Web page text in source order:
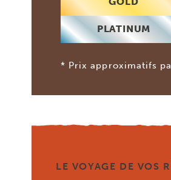
PLATINUM
* Prix approximatifs
LE VOYAGE DE VOS